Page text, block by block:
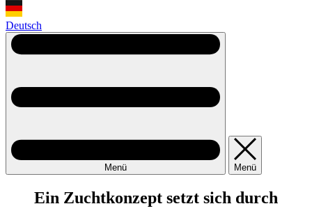
Deutsch
Menü Menü
Ein Zuchtkonzept setzt sich durch